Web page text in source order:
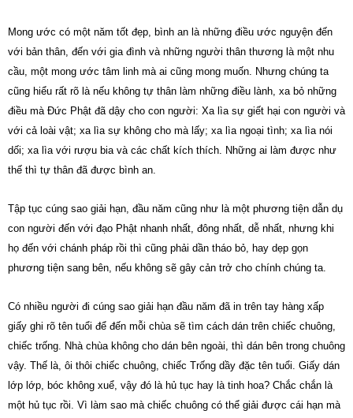
Mong ước có một năm tốt đẹp, bình an là những điều ước nguyện đến
với bản thân, đến với gia đình và những người thân thương là một nhu
cầu, một mong ước tâm linh mà ai cũng mong muốn. Nhưng chúng ta
cũng hiểu rất rõ là nếu không tự thân làm những điều lành, xa bỏ những
điều mà Đức Phật đã dậy cho con người: Xa lìa sự giết hại con người và
với cả loài vật; xa lìa sự không cho mà lấy; xa lìa ngoại tình; xa lìa nói
dối; xa lìa với rượu bia và các chất kích thích. Những ai làm được như
thế thì tự thân đã được bình an.
Tập tục cúng sao giải hạn, đầu năm cũng như là một phương tiện dẫn dụ
con người đến với đạo Phật nhanh nhất, đông nhất, dễ nhất, nhưng khi
họ đến với chánh pháp rồi thì cũng phải dần tháo bỏ, hay dẹp gọn
phương tiện sang bên, nếu không sẽ gây cản trở cho chính chúng ta.
Có nhiều người đi cúng sao giải hạn đầu năm đã in trên tay hàng xấp
giấy ghi rõ tên tuổi để đến mỗi chùa sẽ tìm cách dán trên chiếc chuông,
chiếc trống. Nhà chùa không cho dán bên ngoài, thì dán bên trong chuông
vậy. Thế là, ôi thôi chiếc chuông, chiếc Trống dầy đặc tên tuổi. Giấy dán
lớp lớp, bóc không xuể, vậy đó là hủ tục hay là tinh hoa? Chắc chắn là
một hủ tục rồi. Vì làm sao mà chiếc chuông có thể giải được cái hạn mà